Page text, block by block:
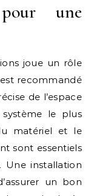
une
joue un rôle
recommandé
de l’espace
le plus
matériel et le
sont essentiels
Une installation
un bon